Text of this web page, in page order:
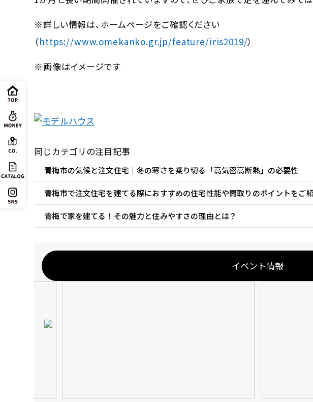
※詳しい情報は、ホームページをご確認ください
（https://www.omekanko.gr.jp/feature/iris2019/）
※画像はイメージです
同じカテゴリの注目記事
青梅市の気候と注文住宅｜冬の寒さを乗り切る「高気密高断熱」の必要性
青梅市で注文住宅を建てる際におすすめの住宅性能や間取りのポイントをご
青梅で家を建てる！その魅力と住みやすさの理由とは？
イベント情報